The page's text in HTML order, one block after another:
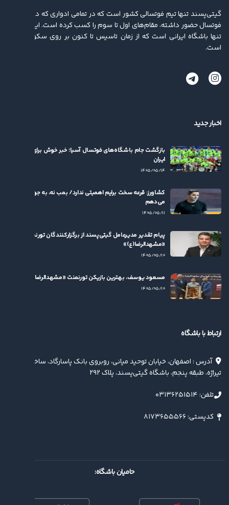
گیتی‌پسند تنها تیم فوتسالی کشور است که در تمامی ادواری که در لیگ برتر
فوتسال حضور داشته، مقام‌های اول تا سوم را کسب کرده ‌است. این باشگاه
تنها باشگاه ایرانی است که از زمان تاسیس تا کنون بر روی سکو ایستاده
است.
اخبار جدید
بازگشت جام باشگاه‌های فوتسال آسیا؛ خبر خوش برای فوتسال
ایران
۱۴۰۵/۰۵/۱۴
کشاورز: قرعه سخت برایم اهمیتی ندارد/ بمب نه، به جوان‌ها بها
می‌دهم
۱۴۰۵/۰۵/۱۱
پیام تقدیر مدیرعامل گیتی‌پسند از برگزارکنندگان تورنمنت
«مشهدالرضا(ع)»
۱۴۰۵/۰۵/۱۰
مسعود یوسف، بهترین بازیکن تورنمنت «مشهدالرضا(ع)» شد
۱۴۰۵/۰۵/۱۰
ارتباط با باشگاه
آدرس : اصفهان، خیابان توحید میانی، روبروی بانک پاسارگاد، ساختمان
تیراژه، طبقه پنجم، باشگاه گیتی‌پسند، پلاک ۲۹۲
تلفن: ۰۳۱۳۶۲۵۱۵۱۴
کدپستی: ۸۱۷۳۶۵۵۵۶۶
حامیان باشگاه: